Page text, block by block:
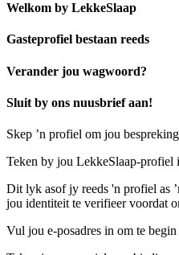
Welkom by LekkeSlaap
Gasteprofiel bestaan ​​reeds
Verander jou wagwoord?
Sluit by ons nuusbrief aan!
Skep ’n profiel om jou
Teken by jou LekkeSlaap-profiel
Dit lyk asof jy reeds 'n profiel as
jou identiteit te verifieer voordat
Vul jou e-posadres in om te begin